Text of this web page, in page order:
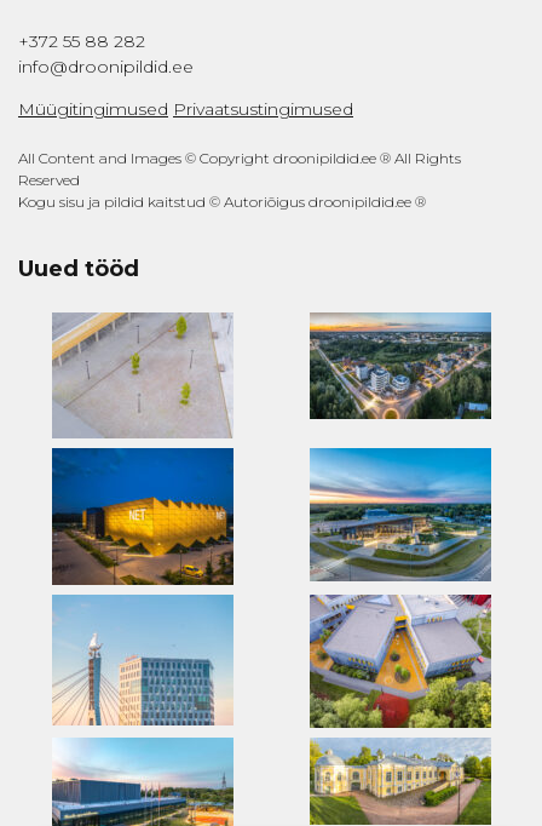
+372 55 88 282
info@droonipildid.ee
Müügitingimused Privaatsustingimused
All Content and Images © Copyright droonipildid.ee ® All Rights
Reserved
Kogu sisu ja pildid kaitstud © Autoriõigus droonipildid.ee ®
Uued tööd